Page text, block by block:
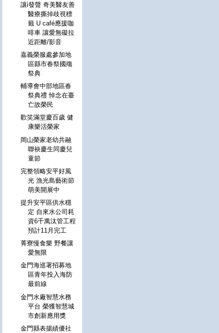
讓i發聲 奇美醫友善
醫療撕掉歧視標
籤 U café應援咖
啡車 讓愛無礙拉
近距離/影音
嘉義榮服處參加地
區縣市春祭國殤
祭典
輔導會中部地區春
祭典禮 悼念在臺
亡故榮民
歡笑滿堂慶百歲 健
康樂活榮家
岡山榮家老幼共融
聯袂慶生同慶兒
童節
完整領略安平好風
光 漁光島藝術節
萌美開展中
提升安平區供水穩
定 自來水公司耗
資6千萬汰管工程
預計11月完工
菁寮慢食樂 野餐讓
愛無限
金門海巡署招募地
區青年投入海防
最前線
金門水廠智慧水務
平台 榮獲智慧城
市創新應用獎
金門縣表揚績優社